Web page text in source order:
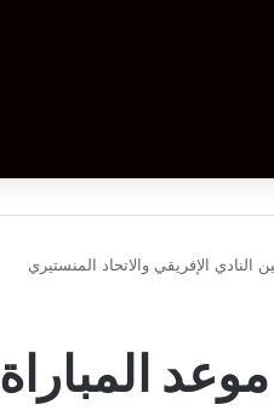
النادي الإفريقي والاتحاد المنستيري
المباراة